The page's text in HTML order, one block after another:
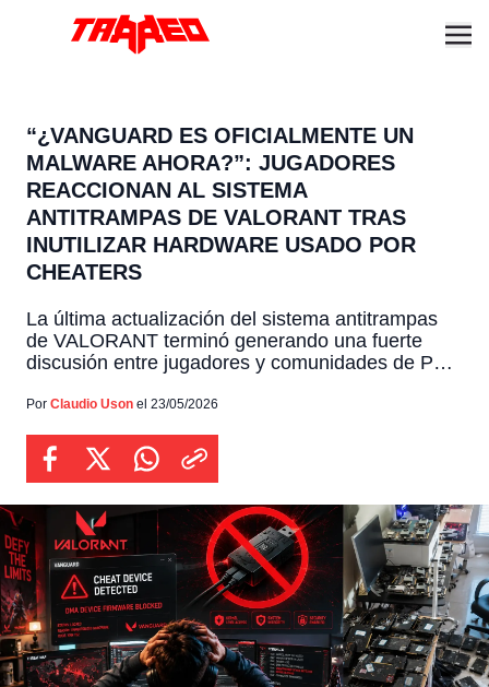
“¿VANGUARD ES OFICIALMENTE UN
MALWARE AHORA?”: JUGADORES
REACCIONAN AL SISTEMA
ANTITRAMPAS DE VALORANT TRAS
INUTILIZAR HARDWARE USADO POR
CHEATERS
La última actualización del sistema antitrampas
de VALORANT terminó generando una fuerte
discusión entre jugadores y comunidades de PC
Vanguard ahora puede inutilizar firmware utilizado
trampas. La noticia rápidamente comenzó a
circular en Reddit, X y foros especializados
Por Claudio Uson el 23/05/2026